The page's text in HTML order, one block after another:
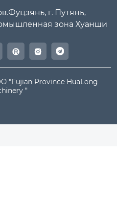
г. Путянь,
зона Хуанши

"Fujian Province HuaLong
"